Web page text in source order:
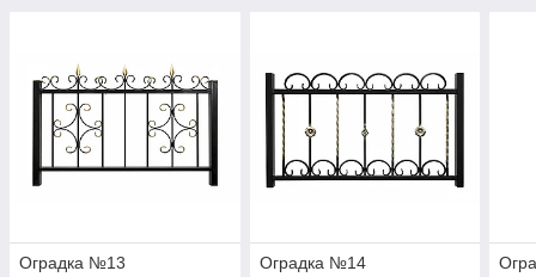
Оградка №13
Оградка №14